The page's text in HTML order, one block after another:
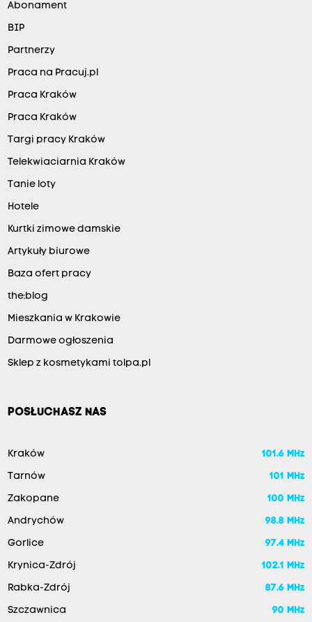
Abonament
BIP
Partnerzy
Praca na Pracuj.pl
Praca Kraków
Praca Kraków
Targi pracy Kraków
Telekwiaciarnia Kraków
Tanie loty
Hotele
Kurtki zimowe damskie
Artykuły biurowe
Baza ofert pracy
the:blog
Mieszkania w Krakowie
Darmowe ogłoszenia
Sklep z kosmetykami tolpa.pl
POSŁUCHASZ NAS
Kraków 101.6 MHz
Tarnów 101 MHz
Zakopane 100 MHz
Andrychów 98.8 MHz
Gorlice 97.4 MHz
Krynica-Zdrój 102.1 MHz
Rabka-Zdrój 87.6 MHz
Szczawnica 90 MHz